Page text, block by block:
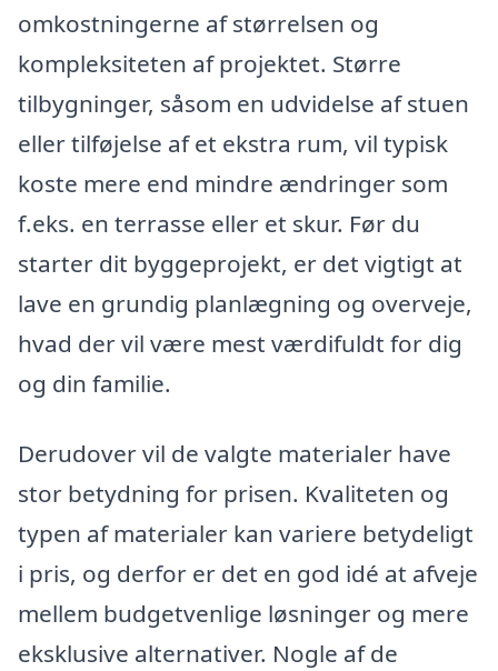
omkostningerne af størrelsen og
kompleksiteten af projektet. Større
tilbygninger, såsom en udvidelse af stuen
eller tilføjelse af et ekstra rum, vil typisk
koste mere end mindre ændringer som
f.eks. en terrasse eller et skur. Før du
starter dit byggeprojekt, er det vigtigt at
lave en grundig planlægning og overveje,
hvad der vil være mest værdifuldt for dig
og din familie.
Derudover vil de valgte materialer have
stor betydning for prisen. Kvaliteten og
typen af materialer kan variere betydeligt
i pris, og derfor er det en god idé at afveje
mellem budgetvenlige løsninger og mere
eksklusive alternativer. Nogle af de